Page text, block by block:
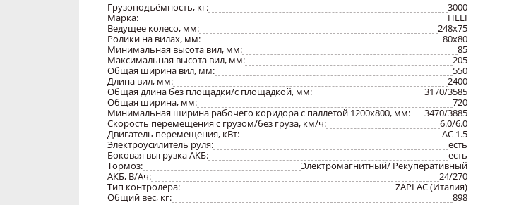
Грузоподъёмность, кг:
3000
Марка:
HELI
Ведущее колесо, мм:
248х75
Ролики на вилах, мм:
80х80
Минимальная высота вил, мм:
85
Максимальная высота вил, мм:
205
Общая ширина вил, мм:
550
Длина вил, мм:
2400
Общая длина без площадки/с площадкой, мм:
3170/3585
Общая ширина, мм:
720
Минимальная ширина рабочего коридора с паллетой 1200х800, мм:
3470/3885
Скорость перемещения с грузом/без груза, км/ч:
6.0/6.0
Двигатель перемещения, кВт:
AC 1.5
Электроусилитель руля:
есть
Боковая выгрузка АКБ:
есть
Тормоз:
Электромагнитный/ Рекуперативный
АКБ, В/Ач:
24/270
Тип контролера:
ZAPI AC (Италия)
Общий вес, кг:
898